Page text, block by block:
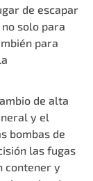
de escapar
solo para
para
de alta
y el
bombas de
las fugas
contener y